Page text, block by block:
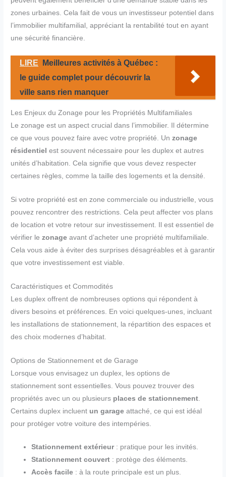
zones urbaines. Cela fait de vous un investisseur potentiel dans
l’immobilier multifamilial, appréciant la rentabilité tout en ayant
une sécurité financière.
LIRE
Meilleures activités à Québec :
le guide complet pour découvrir la
ville sans rien manquer
Les Enjeux du Zonage pour les Propriétés Multifamiliales
Le zonage est un aspect crucial dans l’immobilier. Il détermine
ce que vous pouvez faire avec votre propriété. Unzonage
résidentiel est souvent nécessaire pour les duplex et autres
unités d’habitation. Cela signifie que vous devez respecter
certaines règles, comme la taille des logements et la densité.
Si votre propriété est en zone commerciale ou industrielle, vous
pouvez rencontrer des restrictions. Cela peut affecter vos plans
de location et votre retour sur investissement. Il est essentiel de
vérifier lezonage avant d’acheter une propriété multifamiliale.
Cela vous aide à éviter des surprises désagréables et à garantir
que votre investissement est viable.
Caractéristiques et Commodités
Les duplex offrent de nombreuses options qui répondent à
divers besoins et préférences. En voici quelques-unes, incluant
les installations de stationnement, la répartition des espaces et
des choix modernes d’habitat.
Options de Stationnement et de Garage
Lorsque vous envisagez un duplex, les options de
stationnement sont essentielles. Vous pouvez trouver des
propriétés avec un ou plusieurs places de stationnement
Certains duplex incluent un garage attaché, ce qui est idéal
pour protéger votre voiture des intempéries.
Stationnement extérieur: pratique pour les invités.
Stationnement couvert : protège des éléments.
Accès facile : à la route principale est un plus.